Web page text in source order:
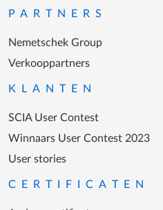
PARTNERS
Nemetschek Group
Verkooppartners
KLANTEN
SCIA User Contest
Winnaars User Contest 2023
User stories
CERTIFICATEN